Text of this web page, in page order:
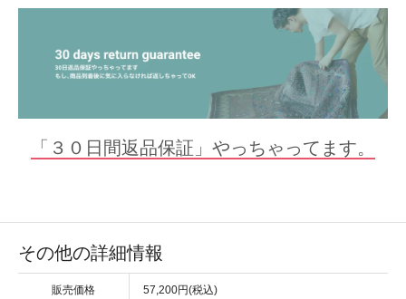
「３０日間返品保証」やっちゃってます。
その他の詳細情報
販売価格 57,200円(税込)